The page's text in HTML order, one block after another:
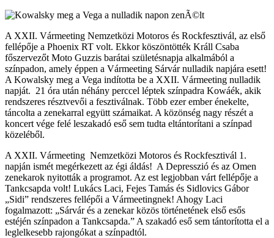
A XXII. Vármeeting Nemzetközi Motoros és Rockfesztivál, az első
fellépője a Phoenix RT volt. Ekkor köszöntötték Králl Csaba
főszervezőt Moto Guzzis barátai születésnapja alkalmából a
színpadon, amely éppen a Vármeeting Sárvár nulladik napjára esett!
A Kowalsky meg a Vega indította be a XXII. Vármeeting nulladik
napját. 21 óra után néhány perccel léptek színpadra Kowáék, akik
rendszeres résztvevői a fesztiválnak. Több ezer ember énekelte,
táncolta a zenekarral együtt számaikat. A közönség nagy részét a
koncert vége felé leszakadó eső sem tudta eltántorítani a színpad
közeléből.
A XXII. Vármeeting Nemzetközi Motoros és Rockfesztivál 1.
napján ismét megérkezett az égi áldás! A Depresszió és az Omen
zenekarok nyitották a programot. Az est legjobban várt fellépője a
Tankcsapda volt! Lukács Laci, Fejes Tamás és Sidlovics Gábor
„Sidi” rendszeres fellépői a Vármeetingnek! Ahogy Laci
fogalmazott: „Sárvár és a zenekar közös történetének első esős
estéjén színpadon a Tankcsapda.” A szakadó eső sem tántorította el a
leglelkesebb rajongókat a színpadtól.